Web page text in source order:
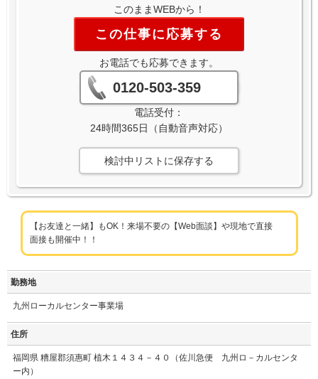
このままWEBから！
この仕事に応募する
お電話でも応募できます。
0120-503-359
電話受付：
24時間365日（自動音声対応）
検討中リストに保存する
【お友達と一緒】もOK！来場不要の【Web面談】や現地で直接
面接も開催中！！
勤務地
九州ローカルセンター事業場
住所
福岡県 糟屋郡須惠町 植木１４３４－４０（佐川急便 九州ロ－カルセンタ
ー内）